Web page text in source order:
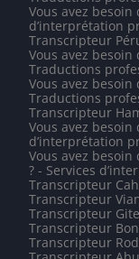
Vous avez besoin
d’interprétation
Transcripteur
Vous avez besoin
Traductions
Vous avez
Traductions
Transcripteur
Vous avez besoin
d’interprétation
Vous avez
? - Services
Transcripteur
Transcripteur
Transcripteur
Transcripteur
Transcripteur